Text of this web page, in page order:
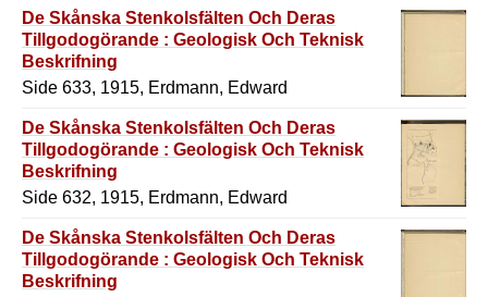
De Skånska Stenkolsfälten Och Deras
Tillgodogörande : Geologisk Och Teknisk
Beskrifning
Side 633, 1915, Erdmann, Edward
De Skånska Stenkolsfälten Och Deras
Tillgodogörande : Geologisk Och Teknisk
Beskrifning
Side 632, 1915, Erdmann, Edward
De Skånska Stenkolsfälten Och Deras
Tillgodogörande : Geologisk Och Teknisk
Beskrifning